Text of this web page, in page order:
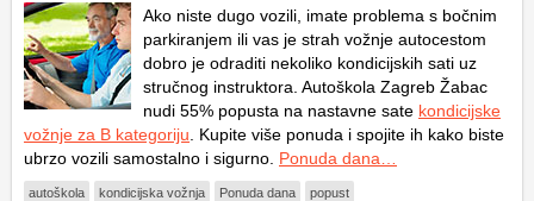
Ako niste dugo vozili, imate problema s bočnim
parkiranjem ili vas je strah vožnje autocestom
dobro je odraditi nekoliko kondicijskih sati uz
stručnog instruktora. Autoškola Zagreb Žabac
nudi 55% popusta na nastavne sate kondicijske
vožnje za B kategoriju . Kupite više ponuda i spojite ih kako biste
ubrzo vozili samostalno i sigurno. Ponuda dana…
autoškola kondicijska vožnja Ponuda dana popust